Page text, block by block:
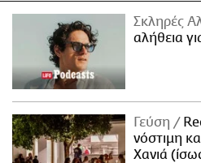
Σκληρές
αλήθεια
Γεύση
νόστιμη
Χανιά